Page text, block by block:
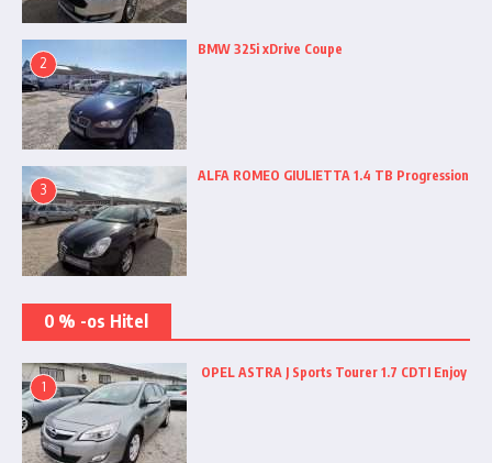
2
BMW 325i xDrive Coupe
3
ALFA ROMEO GIULIETTA 1.4 TB Progression
0 % -os Hitel
1
OPEL ASTRA J Sports Tourer 1.7 CDTI Enjoy